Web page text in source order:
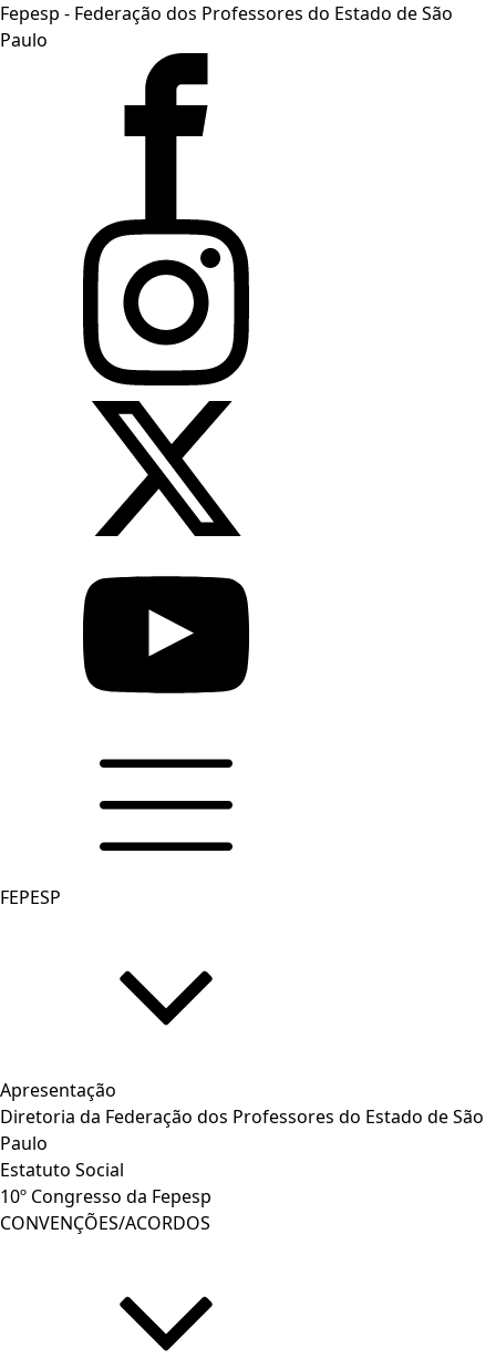
Fepesp - Federação dos Professores do Estado de São
Paulo
FEPESP
Apresentação
Diretoria da Federação dos Professores do Estado de São
Paulo
Estatuto Social
10º Congresso da Fepesp
CONVENÇÕES/ACORDOS